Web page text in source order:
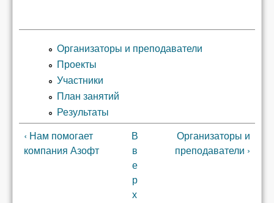
Организаторы и преподаватели
Проекты
Участники
План занятий
Результаты
‹ Нам помогает
компания Азофт
В
в
е
р
х
Организаторы и
преподаватели ›